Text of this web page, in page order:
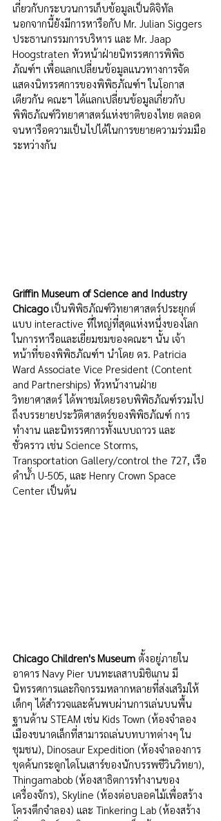
เกี่ยวกับกระบวนการเก็บข้อมูลเป็นดิจิทัล
นอกจากนี้ยังมีการหารือกับ Mr. Julian Siggers
ประธานกรรมการบริหาร และ Mr. Jaap
Hoogstraten หัวหน้าฝ่ายนิทรรศการพิพิธ
ภัณฑ์ฯ เพื่อแลกเปลี่ยนข้อมูลแนวทางการจัด
แสดงนิทรรศการของพิพิธภัณฑ์ฯ ในโอกาส
เดียวกัน คณะฯ ได้แลกเปลี่ยนข้อมูลเกี่ยวกับ
พิพิธภัณฑ์วิทยาศาสตร์แห่งชาติของไทย ตลอด
จนหารือความเป็นไปได้ในการขยายความร่วมมือ
ระหว่างกัน
Griffin Museum of Science and Industry
Chicago เป็นพิพิธภัณฑ์วิทยาศาสตร์ประยุกต์
แบบ interactive ที่ใหญ่ที่สุดแห่งหนึ่งของโลก
ในการหารือและเยี่ยมชมของคณะฯ นั้น เจ้า
หน้าที่ของพิพิธภัณฑ์ฯ นำโดย ดร. Patricia
Ward Associate Vice President (Content
and Partnerships) หัวหน้างานฝ่าย
วิทยาศาสตร์ ได้พาชมโดยรอบพิพิธภัณฑ์รวมไป
ถึงบรรยายประวัติศาสตร์ของพิพิธภัณฑ์ การ
ทำงาน และนิทรรศการทั้งแบบถาวร และ
ชั่วคราว เช่น Science Storms,
Transportation Gallery/control the 727, เรือ
ดำน้ำ U-505, และ Henry Crown Space
Center เป็นต้น
Chicago Children's Museum ตั้งอยู่ภายใน
อาคาร Navy Pier บนทะเลสาบมิชิแกน มี
นิทรรศการและกิจกรรมหลากหลายที่ส่งเสริมให้
เด็กๆ ได้สำรวจและค้นพบผ่านการเล่นบนพื้น
ฐานด้าน STEAM เช่น Kids Town (ห้องจำลอง
เมืองขนาดเล็กที่สามารถเล่นบทบาทต่างๆ ใน
ชุมชน), Dinosaur Expedition (ห้องจำลองการ
ขุดค้นกระดูกไดโนเสาร์ของนักบรรพชีวินวิทยา),
Thingamabob (ห้องสาธิตการทำงานของ
เครื่องจักร), Skyline (ห้องต่อบลอคไม้เพื่อสร้าง
โครงตึกจำลอง) และ Tinkering Lab (ห้องสร้าง